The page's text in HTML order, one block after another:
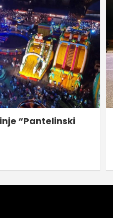
“Pantelinski